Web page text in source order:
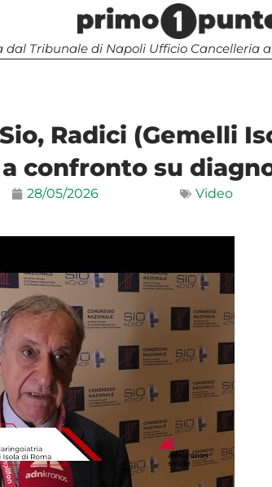
Tribunale di Napoli Ufficio Cancelleria
Radici (Gemelli
confronto su
28/05/2026 Video